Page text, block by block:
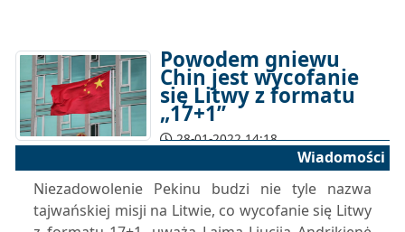
Powodem gniewu
Chin jest wycofanie
się Litwy z formatu
„17+1”
28-01-2022 14:18
Wiadomości
Niezadowolenie Pekinu budzi nie tyle nazwa
tajwańskiej misji na Litwie, co wycofanie się Litwy